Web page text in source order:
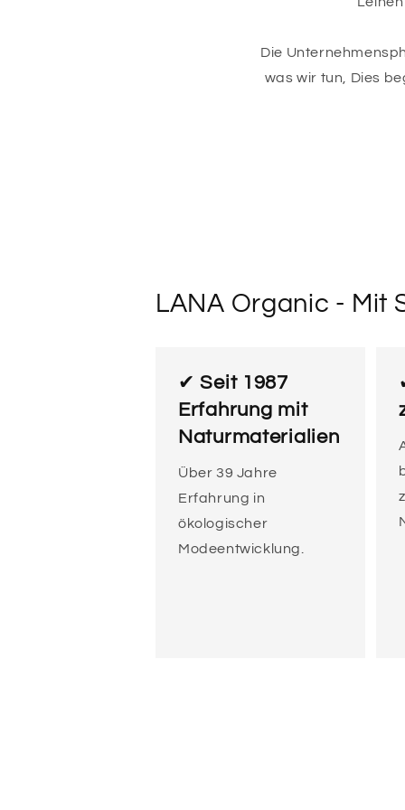
Die
was wir tun, Dies
LANA Organic - Mit
✔Seit 1987
Erfahrung mit
Naturmaterialien
Über 39 Jahre
Erfahrung in
ökologischer
Modeentwicklung.